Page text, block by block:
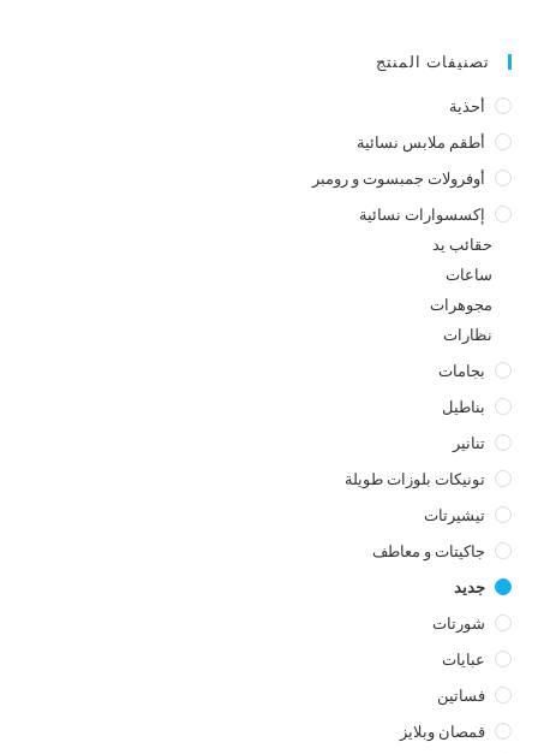
تصنيفات المنتج
أحذية
أطقم ملابس نسائية
أوفرولات جمبسوت و رومبر
إكسسوارات نسائية
حقائب يد
ساعات
مجوهرات
نظارات
بجامات
بناطيل
تنانير
تونيكات بلوزات طويلة
تيشيرتات
جاكيتات و معاطف
جديد
شورتات
عبايات
فساتين
قمصان وبلايز